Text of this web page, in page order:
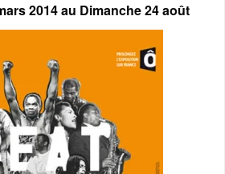
2014au Dimanche 24 août